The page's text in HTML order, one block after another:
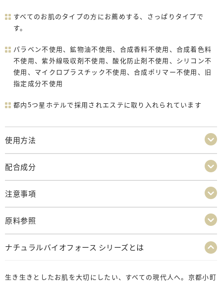
すべてのお肌のタイプの方にお薦めする、さっぱりタイプで
す。
パラベン不使用、鉱物油不使用、合成香料不使用、合成着色料
不使用、紫外線吸収剤不使用、酸化防止剤不使用、シリコン不
使用、マイクロプラスチック不使用、合成ポリマー不使用、旧
指定成分不使用
都内5つ星ホテルで採用されエステに取り入れられています
使用方法
配合成分
注意事項
原料参照
ナチュラルバイオフォース シリーズとは
生き生きとしたお肌を大切にしたい、すべての現代人へ。京都小町